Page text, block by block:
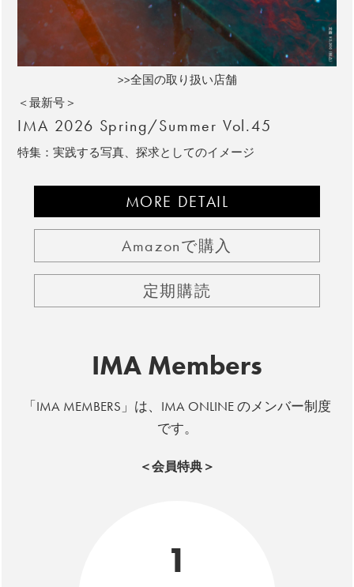
>>全国の取り扱い店舗
＜最新号＞
IMA 2026 Spring/Summer Vol.45
特集：実践する写真、探求としてのイメージ
MORE DETAIL
Amazonで購入
定期購読
IMA Members
「IMA MEMBERS」は、IMA ONLINE のメンバー制度
です。
＜会員特典＞
1